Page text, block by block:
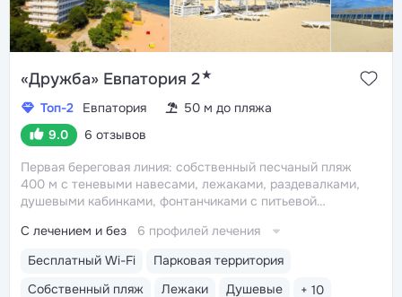
«Дружба» Евпатория 2★
Топ-2 Евпатория
50 м до пляжа
9.0
6 отзывов
Первая береговая линия: собственный песчаный пляж
400 м с теневыми навесами, лежаками, раздевалками,
душевыми кабинками, фонтанчиками с питьевой
парка, аквапарка «Акваленд», набережной им. Фрунзе,
дельфинария и океанариума
«шведский стол» включено в путёвку. На пляже есть
летнее кафе с закусками, мороженым, напитками
Бесплатный Wi-Fi
Парковая территория
Собственный пляж
Лежаки Душевые + 10
С лечением и без 6 профилей лечения